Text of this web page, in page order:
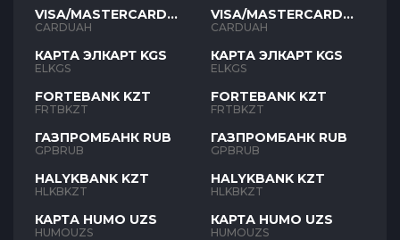
VISA/MASTERCARD
UAH
CARDUAH
КАРТА ЭЛКАРТ KGS
ELKGS
FORTEBANK KZT
FRTBKZT
ГАЗПРОМБАНК RUB
GPBRUB
HALYKBANK KZT
HLKBKZT
КАРТА HUMO UZS
HUMOUZS
VISA/MASTERCARD
UAH
CARDUAH
КАРТА ЭЛКАРТ KGS
ELKGS
FORTEBANK KZT
FRTBKZT
ГАЗПРОМБАНК RUB
GPBRUB
HALYKBANK KZT
HLKBKZT
КАРТА HUMO UZS
HUMOUZS